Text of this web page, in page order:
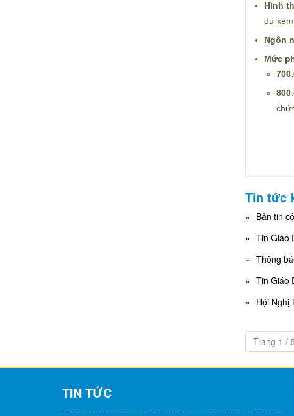
Hình
dự
Ngôn
Mức
Tin tức
Bản tin
Tin Giáo
Thông
Tin Giáo
Hội Nghị
Trang 1 / 5
TIN TỨC